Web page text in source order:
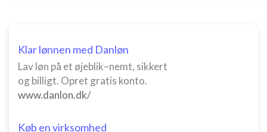
Klar lønnen med Danløn
Lav løn på et øjeblik–nemt, sikkert
og billigt. Opret gratis konto.
www.danlon.dk/
Køb en virksomhed